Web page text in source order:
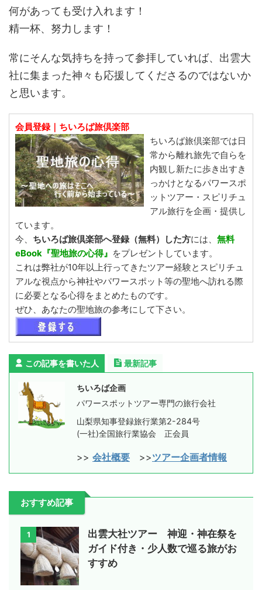
何があっても受け入れます！
精一杯、努力します！
常にそんな気持ちを持って参拝していれば、出雲大
社に集まった神々も応援してくださるのではないか
と思います。
会員登録｜ちいろば旅倶楽部
ちいろば旅倶楽部では日
常から離れ旅先で自らを
内観し新たに歩き出すき
っかけとなるパワースポ
ットツアー・スピリチュ
アル旅行を企画・提供し
ています。
今、 ちいろば旅倶楽部へ登録（無料）した方には、 無料
eBook『聖地旅の心得』 をプレゼントしています。
これは弊社が10年以上行ってきたツアー経験とスピリチュ
アルな視点から神社やパワースポット等の聖地へ訪れる際
に必要となる心得をまとめたものです。
ぜひ、あなたの聖地旅の参考にして下さい。
この記事を書いた人 最新記事
ちいろば企画
パワースポットツアー専門の旅行会社
山梨県知事登録旅行業第2-284号
(一社)全国旅行業協会 正会員
>> 会社概要 >>ツアー企画者情報
おすすめ記事
1
出雲大社ツアー 神迎・神在祭を
ガイド付き・少人数で巡る旅がお
すすめ